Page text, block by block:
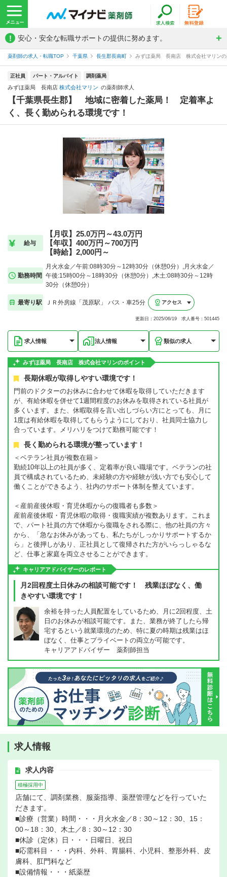
! 安心・安全な転職サポートの提供に努めます。
薬剤師の求人・転職TOP 千葉県 長生郡長南町 みずほ薬局 長南店 株式会社マリンの
正社員 パート・アルバイト 調剤薬局
みずほ薬局 長南店 株式会社マリン の薬剤師求人
【千葉県長生郡】 地域に密着した薬局！ 定着率よ
く、長く勤められる環境です！
給与
【月収】25.0万円～43.0万円
【年収】400万円～700万円
【時給】2,000円～
勤務時間
月火水金／午前:08時30分～12時30分（休憩0分）,月火水金／
午後:15時00分～18時30分（休憩0分）,木土:08時30分～12時
30分（休憩0分）
最寄り駅 ＪＲ外房線「茂原駅」 バス・車25分 アクセス
更新日：2025/06/19 求人番号：501445
求人情報 法人情報 類似の求人
みずほ薬局 長南店 株式会社マリンのポイント
長期休暇が取得しやすい環境です！
門前のドクターのお休みに合わせて休暇を取得していただきます
が、有給休暇を併せて1週間程度のお休みを取得されている社員が
多くいます。また、休暇取得を言い出しづらい方にとっても、月に
1度は有給休暇を取得してもらうようにしており、社員同士協力し
合っています。メリハリをつけて勤務可能です！
長く勤められる環境が整っています！
＜ベテラン社員が複数在籍＞
勤続10年以上の社員が多く、定着率が良い職場です。ベテランの社
員で構成されているため、未経験の方や経験が浅い方でも安心して
働くことができるよう、社内のサポート体制を整えています。
＜産前産後休暇・育児休暇からの復職者も多数＞
産前産後休暇・育児休暇の取得・復職実績が複数あります。これま
で、パート社員の方で休暇から復職をされる際に、他の社員の方々
から、「急なお休みがあっても、私たちがしっかりサポートするか
ら」と後押しがあり、正社員として復帰された方がいらっしゃるな
ど、仕事と家庭を両立させることができます。
キャリアアドバイザーのレポート
月2回程度土日休みの相談可能です！ 残業ほぼなく、働
きやすい環境です！
余裕を持った人員配置をしているため、月に2回程度、土
日のお休みが相談可能です。また、業務が終了したら帰
宅するという就業環境のため、特に夏の時期は残業はほ
ぼなく、仕事とプライベートの両立が可能です。
キャリアアドバイザー 薬剤師担当
求人情報
求人内容
積極採用中
店舗にて、調剤業務、服薬指導、薬歴管理などを行っていた
だきます。
■診療（営業）時間・・・月火水金／8：30～12：30、15：
00～18：30、木土／8：30～12：30
■休診（定休）日・・・日曜日、祝日
■応需科目・・・内科、外科、胃腸科、小児科、整形外科、皮
膚科、肛門科など
■設備情報・・・紙薬歴